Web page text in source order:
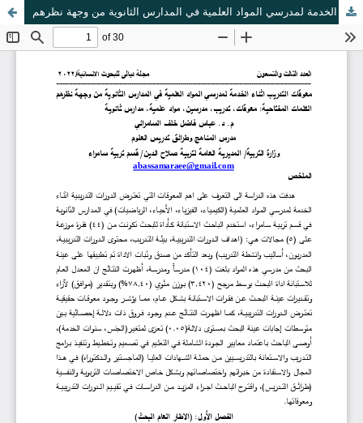
معوقات التدريب اثناء الخدمة لمدرسي المواد العلمية في المدارس الثانوية من وجهة نظرهم